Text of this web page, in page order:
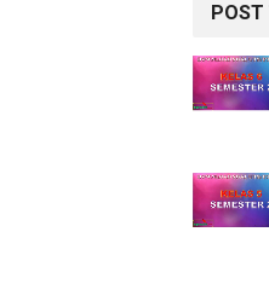
POST